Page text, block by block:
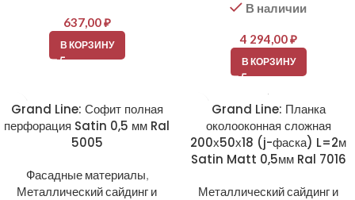
637,00₽
В КОРЗИНУ
В наличии
4 294,00₽
В КОРЗИНУ
Grand Line: Софит полная
перфорация Satin 0,5 мм Ral
5005
Фасадные материалы,
Металлический сайдинг и
Grand Line: Планка
околооконная сложная
200х50х18 (j-фаска) L=2м
Satin Matt 0,5мм Ral 7016
Металлический сайдинг и